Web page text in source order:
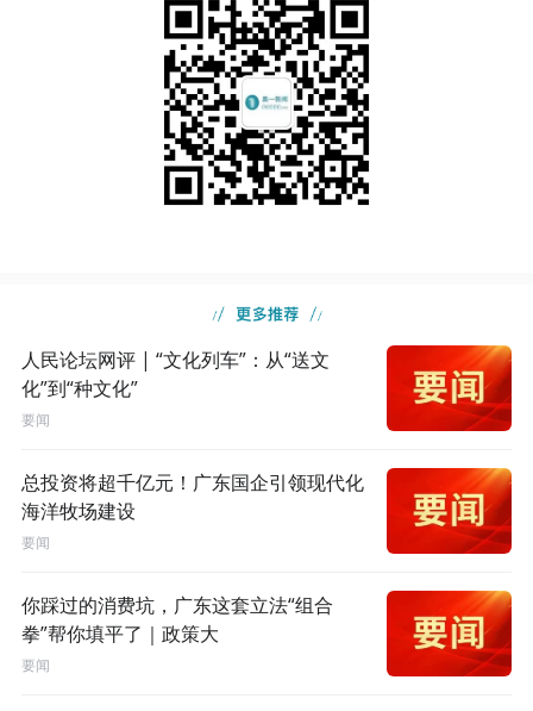
人民论坛网评 | “文化列车”：从“送文
化”到“种文化”
要闻
总投资将超千亿元！广东国企引领现代化
海洋牧场建设
要闻
你踩过的消费坑，广东这套立法“组合
拳”帮你填平了｜政策大
要闻